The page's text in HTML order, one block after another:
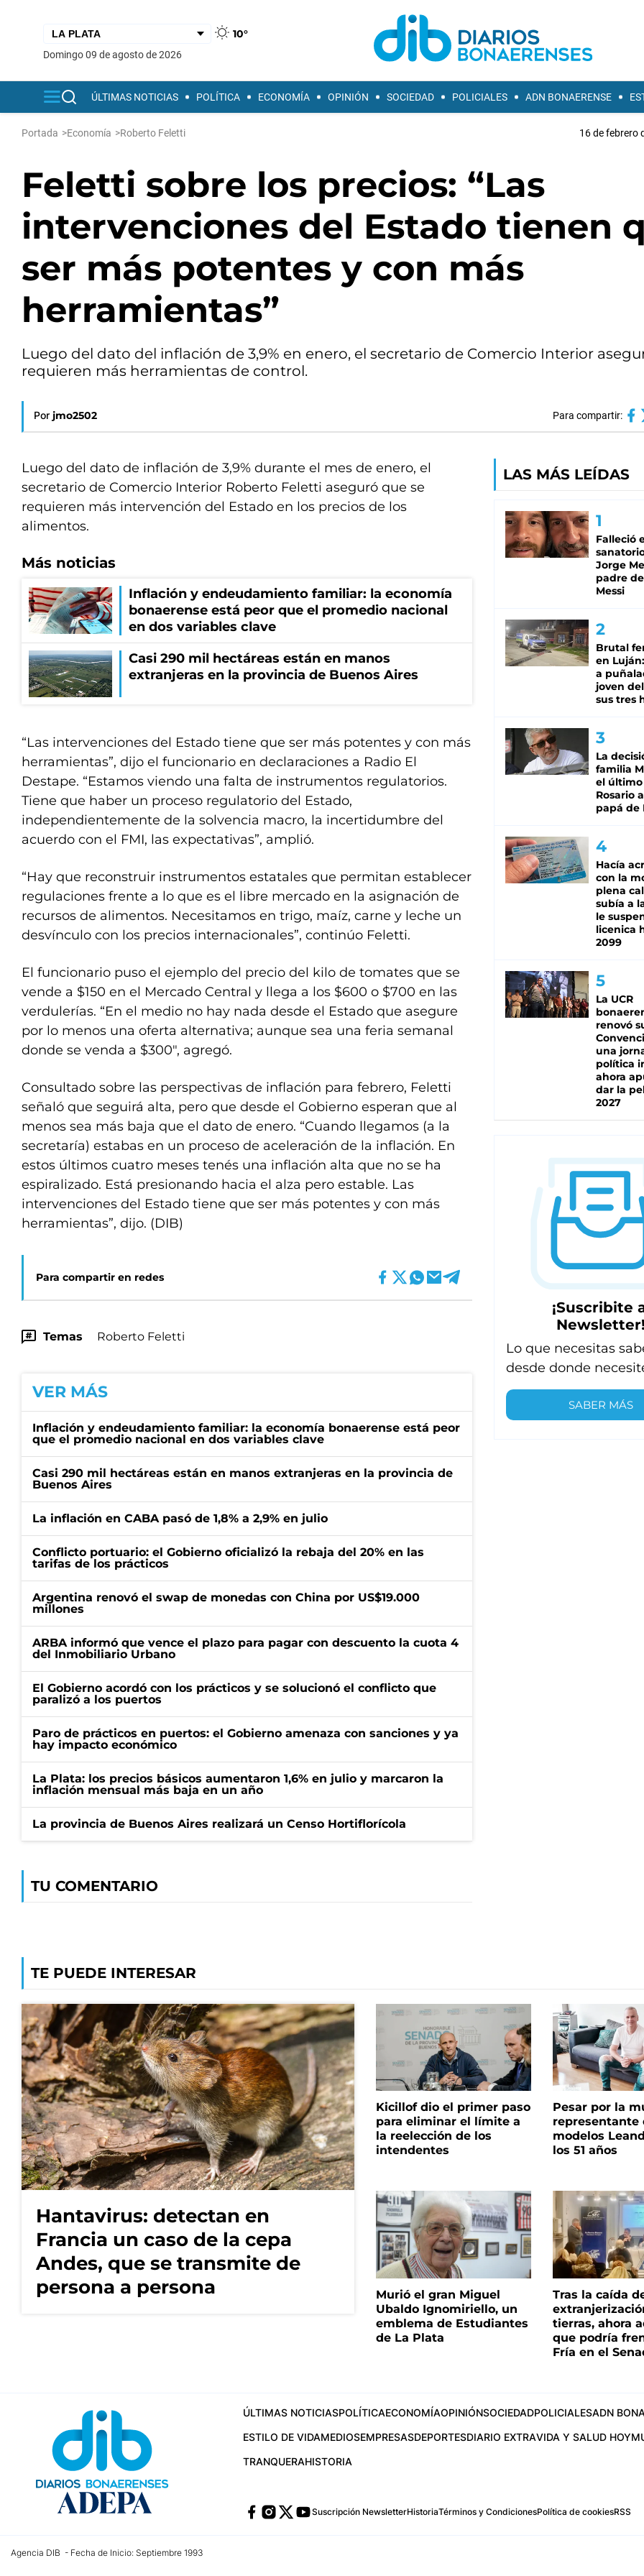
10°
domingo 09 de agosto de 2026
ÚLTIMAS NOTICIAS POLÍTICA ECONOMÍA OPINIÓN SOCIEDAD POLICIALES ADN BONAERENSE
Portada >Economía >Roberto Feletti 16 de febrero
Feletti sobre los precios: “Las
intervenciones del Estado tienen
ser más potentes y con más
herramientas”
Luego del dato del inflación de 3,9% en enero, el secretario de Comercio Interior
requieren más herramientas de control.
Por jmo2502 Para compartir:
Luego del dato de inflación de 3,9% durante el mes de enero, el
secretario de Comercio Interior Roberto Feletti aseguró que se
requieren más intervención del Estado en los precios de los
alimentos.
Más noticias
Inflación y endeudamiento familiar: la economía
bonaerense está peor que el promedio nacional
en dos variables clave
Casi 290 mil hectáreas están en manos
extranjeras en la provincia de Buenos Aires
“Las intervenciones del Estado tiene que ser más potentes y con más
herramientas”, dijo el funcionario en declaraciones a Radio El
Destape. “Estamos viendo una falta de instrumentos regulatorios.
Tiene que haber un proceso regulatorio del Estado,
independientemente de la solvencia macro, la incertidumbre del
acuerdo con el FMI, las expectativas”, amplió.
“Hay que reconstruir instrumentos estatales que permitan establecer
regulaciones frente a lo que es el libre mercado en la asignación de
recursos de alimentos. Necesitamos en trigo, maíz, carne y leche un
desvínculo con los precios internacionales”, continúo Feletti.
El funcionario puso el ejemplo del precio del kilo de tomates que se
vende a $150 en el Mercado Central y llega a los $600 o $700 en las
verdulerías. “En el medio no hay nada desde el Estado que asegure
por lo menos una oferta alternativa; aunque sea una feria semanal
donde se venda a $300″, agregó.
Consultado sobre las perspectivas de inflación para febrero, Feletti
señaló que seguirá alta, pero que desde el Gobierno esperan que al
menos sea más baja que el dato de enero. “Cuando llegamos (a la
secretaría) estabas en un proceso de aceleración de la inflación. En
estos últimos cuatro meses tenés una inflación alta que no se ha
espiralizado. Está presionando hacia el alza pero estable. Las
intervenciones del Estado tiene que ser más potentes y con más
herramientas”, dijo. (DIB)
Para compartir en redes
Temas Roberto Feletti
VER MÁS
Inflación y endeudamiento familiar: la economía bonaerense está peor
que el promedio nacional en dos variables clave
Casi 290 mil hectáreas están en manos extranjeras en la provincia de
Buenos Aires
La inflación en CABA pasó de 1,8% a 2,9% en julio
Conflicto portuario: el Gobierno oficializó la rebaja del 20% en las
tarifas de los prácticos
Argentina renovó el swap de monedas con China por US$19.000
millones
ARBA informó que vence el plazo para pagar con descuento la cuota 4
del Inmobiliario Urbano
El Gobierno acordó con los prácticos y se solucionó el conflicto que
paralizó a los puertos
Paro de prácticos en puertos: el Gobierno amenaza con sanciones y ya
hay impacto económico
La Plata: los precios básicos aumentaron 1,6% en julio y marcaron la
inflación mensual más baja en un año
La provincia de Buenos Aires realizará un Censo Hortiflorícola
TU COMENTARIO
LAS MÁS LEÍDAS
Falleció
Jorge
padre
Messi
Brutal
en
a
joven
sus tres
La
familia
el último
Rosario
papá de
Hacía
con la
plena
subía a
le
licenica
2099
La UCR
renovó
una
política
ahora
dar la
2027
¡Suscribite
Newsletter!
Lo que necesitas
desde donde
SABER MÁS
TE PUEDE INTERESAR
Hantavirus: detectan en
Francia un caso de la cepa
Andes, que se transmite de
persona a persona
Kicillof dio el primer paso
para eliminar el límite a
la reelección de los
intendentes
Pesar por la
representante
modelos
los 51 años
Murió el gran Miguel
Ubaldo Ignomiriello, un
emblema de Estudiantes
de La Plata
Tras la caída
tierras, ahora
que podría
Fría en el
ÚLTIMAS NOTICIASPOLÍTICAECONOMÍAOPINIÓNSOCIEDADPOLICIALESADN
ESTILO DE VIDAMEDIOSEMPRESASDEPORTESDIARIO EXTRAVIDA Y SALUD HOY
TRANQUERAHISTORIA
Suscripción NewsletterHistoriaTérminos y CondicionesPolítica de cookiesRSS
Agencia DIB - Fecha de Inicio: Septiembre 1993